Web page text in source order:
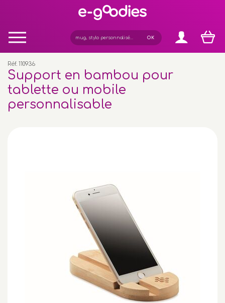
Réf. 110936
Support en bambou pour
tablette ou mobile
personnalisable